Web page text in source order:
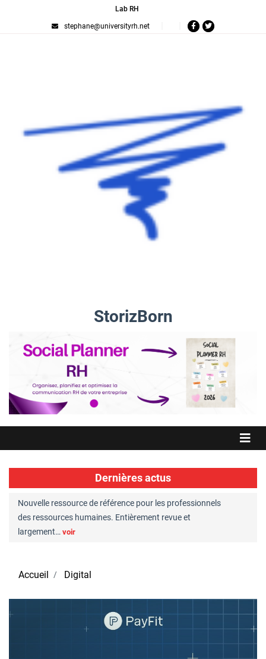
Lab RH
stephane@universityrh.net
StorizBorn
Dernières actus
Nouvelle ressource de référence pour les professionnels
des ressources humaines. Entièrement revue et
largement… voir
Accueil Digital